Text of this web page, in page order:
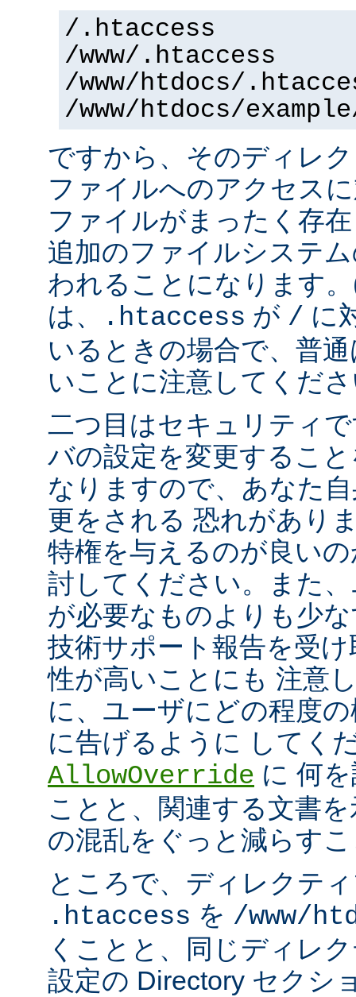
/.htaccess
/www/.htaccess
/www/htdocs/
/www/htdocs/
ですから、そのディレ
ファイルへのアクセス
ファイルがまったく存
追加のファイルシステ
われることになります
は、
.htaccess が / に
いるときの場合で、普
いことに注意してくだ
二つ目はセキュリティ
バの設定を変更するこ
なりますので、あなた
更をされる 恐れがあり
特権を与えるのが良い
討してください。また
が必要なものよりも少
技術サポート報告を受
性が高いことにも 注意
に、ユーザにどの程度
に告げるように してく
AllowOverride に 何
ことと、関連する文書
の混乱をぐっと減らす
ところで、ディレクテ
.htaccess を /www/
くことと、同じディレ
設定の Directory セクシ